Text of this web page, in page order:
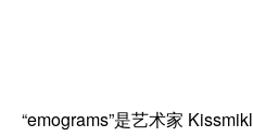
“emograms”是艺术家